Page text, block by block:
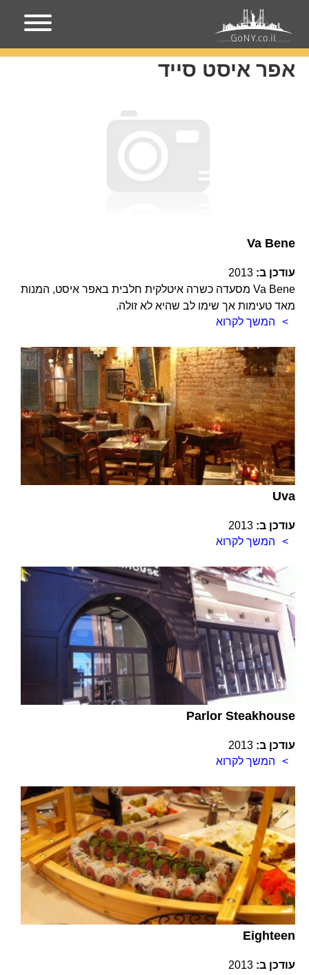
עמוד הבית אפר איסט סייד
אפר איסט סייד
Va Bene
עודכן ב: 2013
Va Bene מסעדה כשרה איטלקית חלבית באפר איסט, המנות
מאד טעימות אך שימו לב שהיא לא זולה.
המשך לקרוא
Uva
עודכן ב: 2013
המשך לקרוא
Parlor Steakhouse
עודכן ב: 2013
המשך לקרוא
Eighteen
עודכן ב: 2013